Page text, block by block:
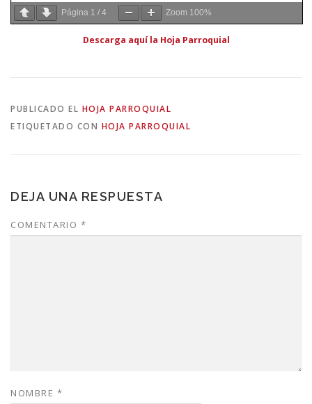
Página 1 / 4 Zoom 100%
Descarga aquí la Hoja Parroquial
PUBLICADO EL HOJA PARROQUIAL
ETIQUETADO CON HOJA PARROQUIAL
DEJA UNA RESPUESTA
COMENTARIO *
NOMBRE *